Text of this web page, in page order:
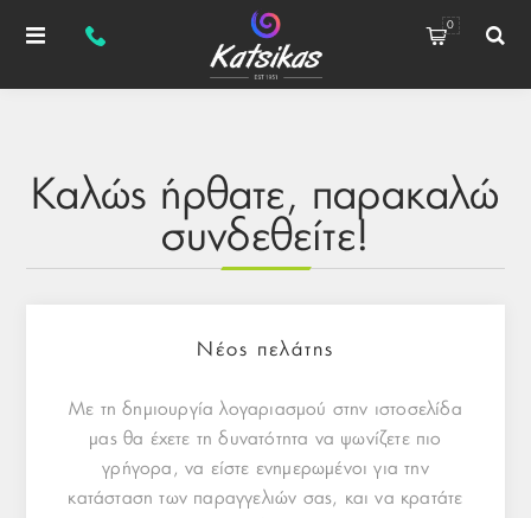
0
Καλώς ήρθατε, παρακαλώ
συνδεθείτε!
Νέος πελάτης
Με τη δημιουργία λογαριασμού στην ιστοσελίδα
μας θα έχετε τη δυνατότητα να ψωνίζετε πιο
γρήγορα, να είστε ενημερωμένοι για την
κατάσταση των παραγγελιών σας, και να κρατάτε